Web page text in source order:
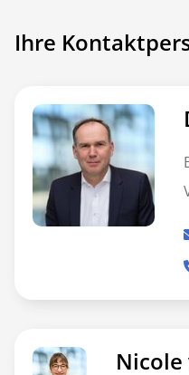
Ihre
Nicole